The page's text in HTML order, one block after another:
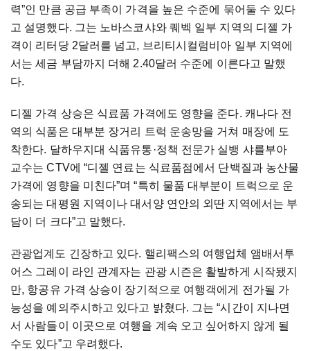
력”인 만큼 공급 부족이 가격을 높은 수준에 묶어둘 수 있다
고 설명했다. 그는 노바스코샤와 퀘벡 일부 지역의 디젤 가
격이 리터당 2달러를 넘고, 브리티시컬럼비아 일부 지역에
서는 세금 부담까지 더해 2.40달러 수준에 이른다고 말했
다.
디젤 가격 상승은 식료품 가격에도 영향을 준다. 캐나다 전
역의 식품은 대부분 장거리 트럭 운송망을 거쳐 매장에 도
착한다. 달하우지대 식품유통·정책 전문가 실뱅 샤를부아
교수는 CTV에 “디젤 연료는 식료품점에서 단백질과 농산물
가격에 영향을 미친다”며 “특히 물품 대부분이 트럭으로 운
송되는 대평원 지역이나 대서양 연안의 외딴 지역에서는 부
담이 더 크다”고 말했다.
관광업계도 긴장하고 있다. 핼리팩스의 여행업체 앰배서투
어스 그레이 라인 관계자는 관광 시즌은 활발하게 시작됐지
만, 항공유 가격 상승이 장기적으로 여행객에게 전가될 가
능성을 예의주시하고 있다고 밝혔다. 그는 “시간이 지나면
서 사람들이 이곳으로 여행을 계속 오고 싶어하지 않게 될
수도 있다”고 우려했다.